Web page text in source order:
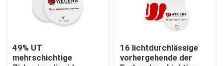
49% UT
mehrschichtige
16 lichtdurchlässige
vorhergehende der